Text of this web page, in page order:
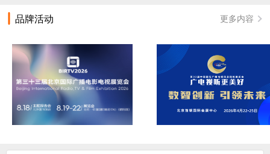
品牌活动 更多内容